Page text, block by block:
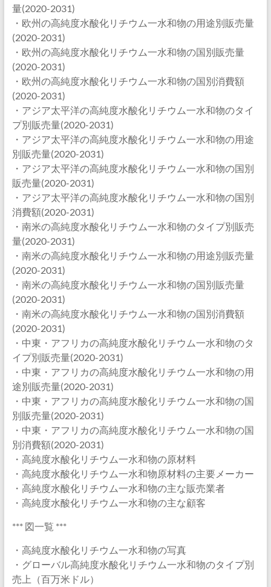
量(2020-2031)
・欧州の高純度水酸化リチウム一水和物の用途別販売量
(2020-2031)
・欧州の高純度水酸化リチウム一水和物の国別販売量
(2020-2031)
・欧州の高純度水酸化リチウム一水和物の国別消費額
(2020-2031)
・アジア太平洋の高純度水酸化リチウム一水和物のタイ
プ別販売量(2020-2031)
・アジア太平洋の高純度水酸化リチウム一水和物の用途
別販売量(2020-2031)
・アジア太平洋の高純度水酸化リチウム一水和物の国別
販売量(2020-2031)
・アジア太平洋の高純度水酸化リチウム一水和物の国別
消費額(2020-2031)
・南米の高純度水酸化リチウム一水和物のタイプ別販売
量(2020-2031)
・南米の高純度水酸化リチウム一水和物の用途別販売量
(2020-2031)
・南米の高純度水酸化リチウム一水和物の国別販売量
(2020-2031)
・南米の高純度水酸化リチウム一水和物の国別消費額
(2020-2031)
・中東・アフリカの高純度水酸化リチウム一水和物のタ
イプ別販売量(2020-2031)
・中東・アフリカの高純度水酸化リチウム一水和物の用
途別販売量(2020-2031)
・中東・アフリカの高純度水酸化リチウム一水和物の国
別販売量(2020-2031)
・中東・アフリカの高純度水酸化リチウム一水和物の国
別消費額(2020-2031)
・高純度水酸化リチウム一水和物の原材料
・高純度水酸化リチウム一水和物原材料の主要メーカー
・高純度水酸化リチウム一水和物の主な販売業者
・高純度水酸化リチウム一水和物の主な顧客
*** 図一覧 ***
・高純度水酸化リチウム一水和物の写真
・グローバル高純度水酸化リチウム一水和物のタイプ別
売上（百万米ドル）